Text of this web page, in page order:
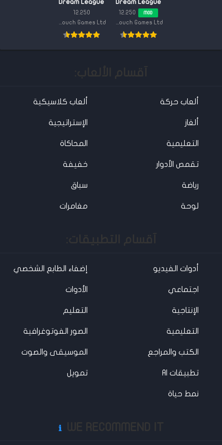
Dream League
Soccer 2025
مهكرة {اخر
اصدار}
MOD
12.250
Dream League
Soccer 2023
مهكرة {آخر
اصدار}
12.250
ألعاب حركة ألعاب كلاسيكية
ألغاز الإستراتيجية
التعليمية المحاكاة
تقمص الأدوار خفيفة
رياضة سباق
لوحة مغامرات
أدوات الفيديو إضفاء الطابع الشخصي
اجتماعي الأدوات
الإنتاجية التعليم
التعليمية الصور الفوتوغرافية
الكتب والمراجع الموسيقى والصوت
تطبيقات AI تمويل
نمط حياة
ℹ️